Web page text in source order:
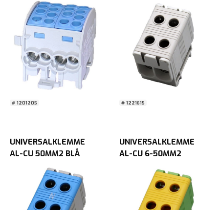
# 1201205 # 1221615
UNIVERSALKLEMME
AL-CU 50MM2 BLÅ
UNIVERSALKLEMME
AL-CU 6-50MM2